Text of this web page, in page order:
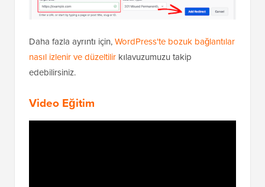
Daha fazla ayrıntı için,WordPress'te bozuk bağlantılar
nasıl izlenir ve düzeltilir kılavuzumuzu takip
edebilirsiniz.
Video Eğitim